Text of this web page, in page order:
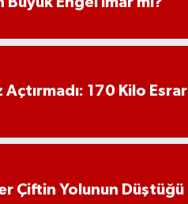
170 Kilo Esrar
Çiftin Yolunun Düştüğü